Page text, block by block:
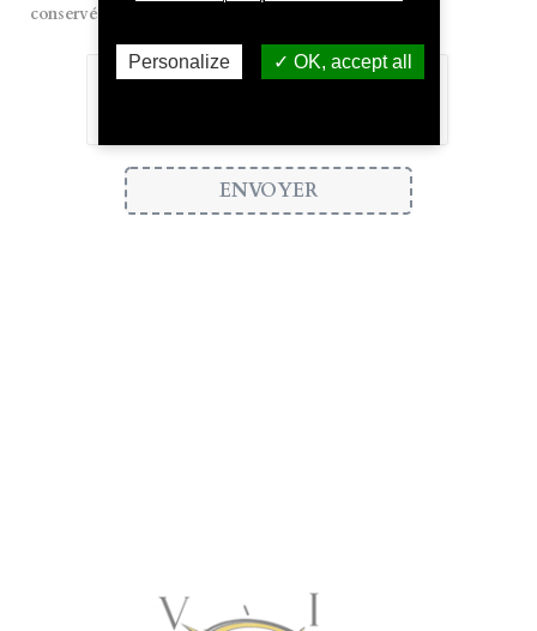
conservées pendant une durée de 10 ans.
Personalize OK, accept all